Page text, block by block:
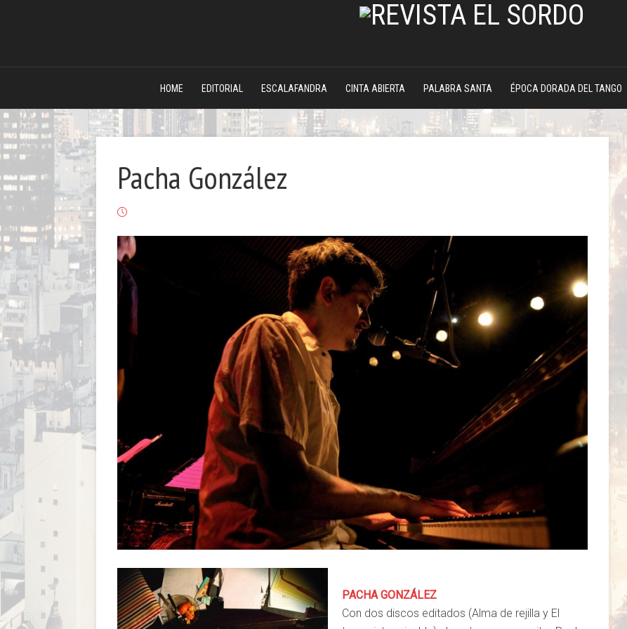
HOME EDITORIAL ESCALAFANDRA CINTA ABIERTA PALABRA SANTA ÉPOCA DORADA DEL TANGO
Pacha González
PACHA GONZÁLEZ
Con dos discos editados (Alma de rejilla y El